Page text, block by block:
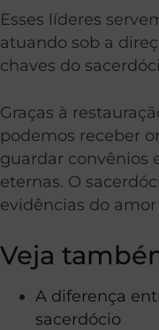
Esses líderes
atuando sob a
chaves do
Graças à
podemos receber
guardar convênios
eternas. O
evidências do
Veja
A diferença
sacerdócio